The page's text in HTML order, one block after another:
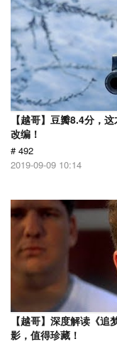
【越哥】豆瓣8.4分，
改编！
# 492
2019-09-09 10:14
【越哥】深度解读《
影，值得珍藏！